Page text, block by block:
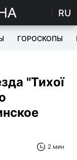
RU
ГОРОСКОПЫ
"Тихої
2 мин